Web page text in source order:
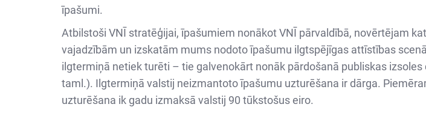
īpašumi.
Atbilstoši VNĪ stratēģijai, īpašumiem nonākot VNĪ pārvaldībā, novērtējam
vajadzībām un izskatām mums nodoto īpašumu ilgtspējīgas attīstības
ilgtermiņā netiek turēti – tie galvenokārt nonāk pārdošanā publiskas
taml.). Ilgtermiņā valstij neizmantoto īpašumu uzturēšana ir dārga.
uzturēšana ik gadu izmaksā valstij 90 tūkstošus eiro.